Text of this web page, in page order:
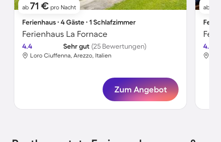
ab 71 € pro Nacht
Ferienhaus ∙ 4 Gäste ∙ 1 Schlafzimmer
Ferienhaus La Fornace
4.4 Sehr gut (25 Bewertungen)
Loro Ciuffenna, Arezzo, Italien
Zum Angebot
ab
4.3